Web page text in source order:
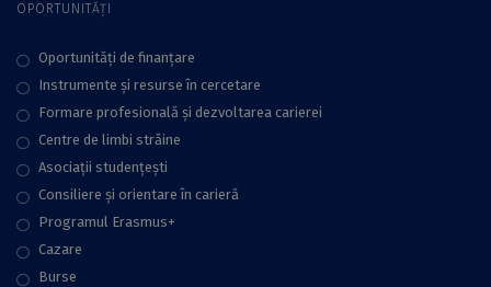
OPORTUNITĂȚI
Oportunități de finanțare
Instrumente și resurse în cercetare
Formare profesională și dezvoltarea carierei
Centre de limbi străine
Asociații studențești
Consiliere şi orientare în carieră
Programul Erasmus+
Cazare
Burse